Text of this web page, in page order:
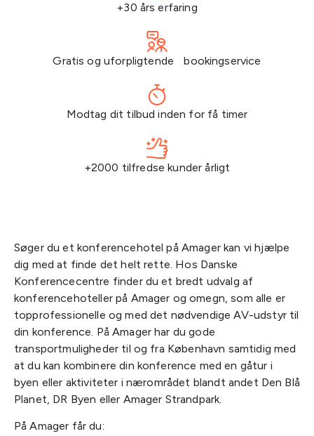
+30 års erfaring
Gratis og uforpligtende bookingservice
Modtag dit tilbud inden for få timer
+2000 tilfredse kunder årligt
Søger du et konferencehotel på Amager kan vi hjælpe
dig med at finde det helt rette. Hos Danske
Konferencecentre finder du et bredt udvalg af
konferencehoteller på Amager og omegn, som alle er
topprofessionelle og med det nødvendige AV-udstyr til
din konference. På Amager har du gode
transportmuligheder til og fra København samtidig med
at du kan kombinere din konference med en gåtur i
byen eller aktiviteter i nærområdet blandt andet Den Blå
Planet, DR Byen eller Amager Strandpark.
På Amager får du: